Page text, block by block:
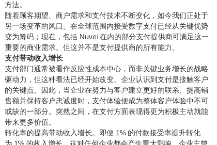
方法。
随着顾客期望、商户需求和支付技术不断变化，如今我们正处于
另一场变革的风口。在全球范围内接受数字支付已经从关键优势
变为筹码；现在，包括 Nuvei 在内的部分支付提供商可满足这一
重要的商业需求。但这并不是支付提供商的所有能力。
支付带动收入增长
支付部门通常被看作反应性成本中心，而非关键业务增长的战略
驱动力，但这种看法已经开始改变。企业认识到支付是接触客户
的关键点。因此，当企业在努力与客户建立更好的联系、提高销
售额并保持客户忠诚度时，支付体验便成为整体客户体验中不可
或缺的一部分。突然之间，在支付方面表现得更为积极主动就能
带来更多价值。
转化率的提高带动收入增长。即便 1% 的付款接受率提升转化